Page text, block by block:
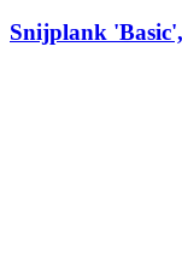
Snijplank